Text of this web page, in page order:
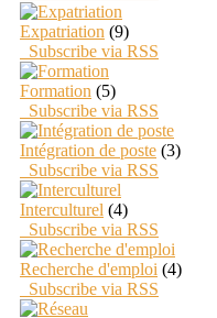
Expatriation (9)
Subscribe via RSS
Formation (5)
Subscribe via RSS
Intégration de poste (3)
Subscribe via RSS
Interculturel (4)
Subscribe via RSS
Recherche d'emploi (4)
Subscribe via RSS